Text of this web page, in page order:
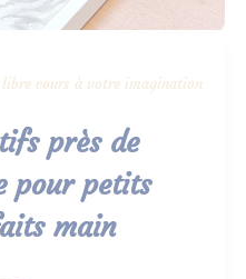
cours à votre imagination
près de
pour petits
main